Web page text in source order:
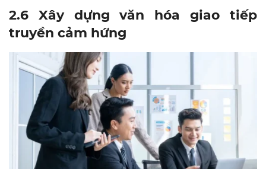
2.6 Xây dựng văn hóa giao tiếp
truyền cảm hứng